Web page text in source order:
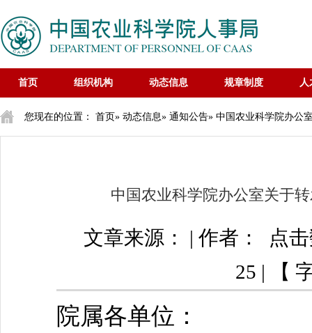
首页 组织机构 动态信息 规章制度 人
您现在的位置： 首页» 动态信息» 通知公告» 中国农业科学院办公
中国农业科学院办公室关于
文章来源： | 作者： 点
25 | 【
院属各单位：